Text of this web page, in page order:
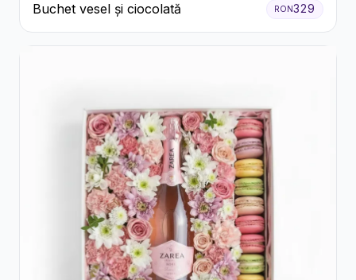
Buchet vesel și ciocolată RON329